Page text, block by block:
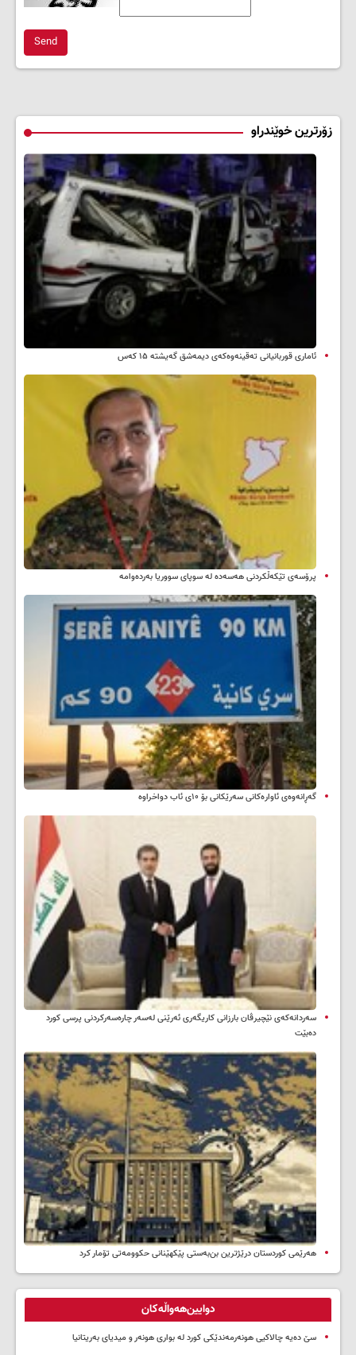
Send
زۆرترین خوێندراو
ئاماری قوربانیانی تەقینەوەکەی دیمەشق گەیشتە ۱۵ کەس
پرۆسەی تێکەڵکردنی هەسەدە لە سوپای سووریا بەردەوامە
گەڕانەوەی ئاوارەکانی سەرێکانی بۆ ۱۰ی ئاب دواخراوە
سه‌ردانه‌کەی نێچیرڤان بارزانی كاریگه‌ری ئه‌رێنی له‌سه‌ر چاره‌سه‌ركردنی پرسی كورد
ده‌بێت
هەرێمی کوردستان درێژترین بن‌بەستی پێکهێنانی حکوومەتی تۆمار کرد
دوایین‌هەواڵەکان
سێ دەیە چالاکیی هونەرمەندێکی کورد لە بواری هونەر و میدیای بەریتانیا